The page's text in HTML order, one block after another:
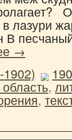
лазури
В
→
1902)
,
,